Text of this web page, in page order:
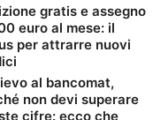
gratis e assegno
euro al mese: il
per attrarre nuovi
al bancomat,
non devi superare
cifre: ecco che